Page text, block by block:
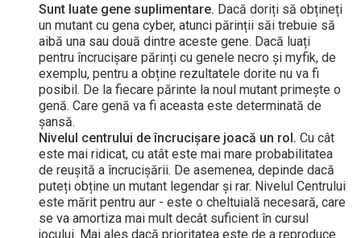
Sunt luate gene suplimentare. Dacă doriți să obțineți
un mutant cu gena cyber, atunci părinții săi trebuie să
aibă una sau două dintre aceste gene. Dacă luați
pentru încrucișare părinți cu genele necro și myfik, de
exemplu, pentru a obține rezultatele dorite nu va fi
posibil. De la fiecare părinte la noul mutant primește o
genă. Care genă va fi aceasta este determinată de
șansă.
Nivelul centrului de încrucișare joacă un rol. Cu cât
este mai ridicat, cu atât este mai mare probabilitatea
de reușită a încrucișării. De asemenea, depinde dacă
puteți obține un mutant legendar și rar. Nivelul Centrului
este mărit pentru aur - este o cheltuială necesară, care
se va amortiza mai mult decât suficient în cursul
jocului. Mai ales dacă prioritatea este de a reproduce